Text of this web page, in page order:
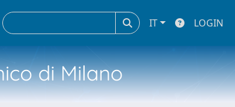
IT LOGIN
di Milano